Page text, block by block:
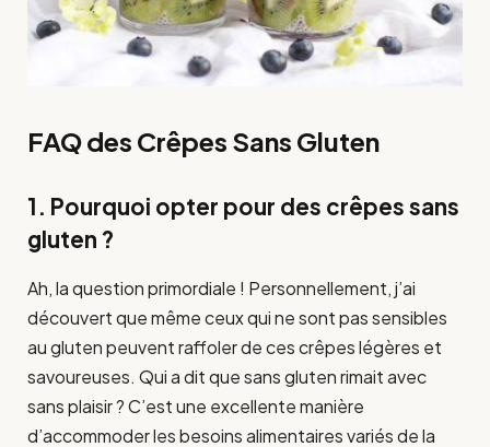
FAQ des Crêpes Sans Gluten
1. Pourquoi opter pour des crêpes sans
gluten ?
Ah, la question primordiale ! Personnellement, j’ai
découvert que même ceux qui ne sont pas sensibles
au gluten peuvent raffoler de ces crêpes légères et
savoureuses. Qui a dit que sans gluten rimait avec
sans plaisir ? C’est une excellente manière
d’accommoder les besoins alimentaires variés de la